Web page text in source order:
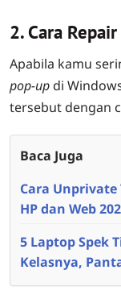
2. Cara
Apabila kamu
pop-up di
tersebut dengan
Baca Juga
Cara
HP dan Web
5 Laptop Spek
Kelasnya,